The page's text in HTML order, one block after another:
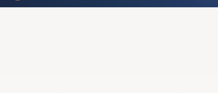
МЫ В СОЦСЕТЯХ КОНТАКТЫ